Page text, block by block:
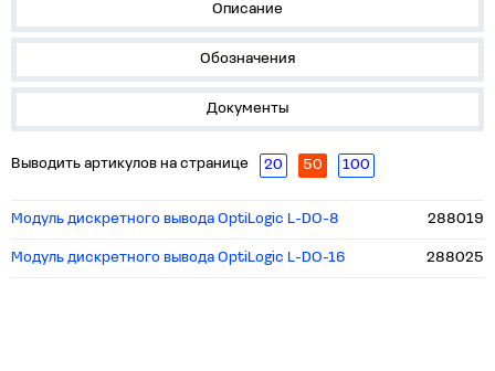
Описание
Обозначения
Документы
Выводить артикулов на странице 20 50 100
Модуль дискретного вывода OptiLogic L-DO-8 288019
Модуль дискретного вывода OptiLogic L-DO-16 288025